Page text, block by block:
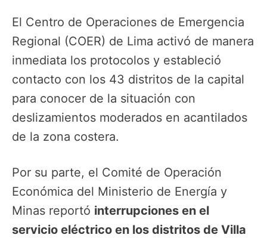
El Centro de Operaciones de Emergencia
Regional (COER) de Lima activó de manera
inmediata los protocolos y estableció
contacto con los 43 distritos de la capital
para conocer de la situación con
deslizamientos moderados en acantilados
de la zona costera.
Por su parte, el Comité de Operación
Económica del Ministerio de Energía y
Minas reportó interrupciones en el
servicio eléctrico en los distritos de Villa